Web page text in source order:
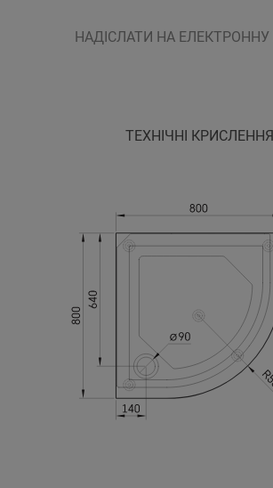
НАДІСЛАТИ НА
ТЕХНІЧНІ КРИСЛЕННЯ